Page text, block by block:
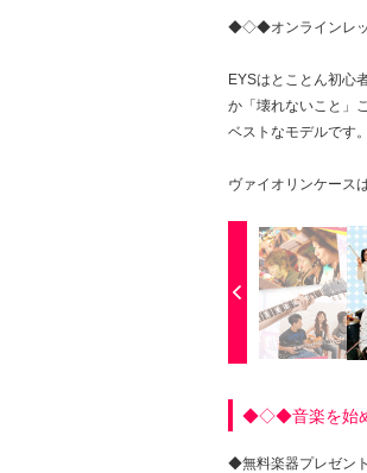
◆◇◆オンラインレ
EYSはとことん初心
か「壊れないこと」
ベストなモデルです
ヴァイオリンケース
◆◇◆音楽を始め
◆無料楽器プレゼン